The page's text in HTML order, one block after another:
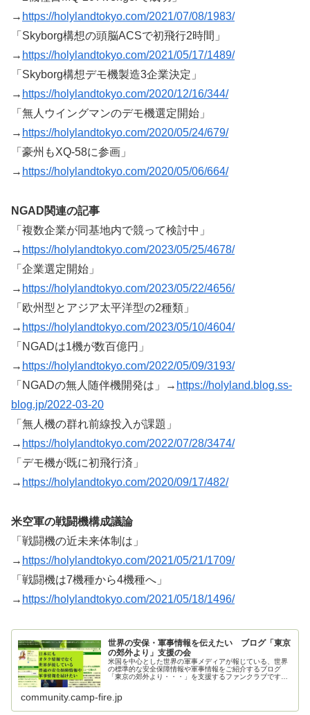
→ https://holylandtokyo.com/2021/07/08/1983/
「Skyborg構想の頭脳ACSで初飛行2時間」
→ https://holylandtokyo.com/2021/05/17/1489/
「Skyborg構想デモ機製造3企業決定」
→ https://holylandtokyo.com/2020/12/16/344/
「無人ウイングマンのデモ機選定開始」
→ https://holylandtokyo.com/2020/05/24/679/
「豪州もXQ-58に参画」
→ https://holylandtokyo.com/2020/05/06/664/
NGAD関連の記事
「複数企業が同基地内で競って検討中」
→ https://holylandtokyo.com/2023/05/25/4678/
「企業選定開始」
→ https://holylandtokyo.com/2023/05/22/4656/
「欧州型とアジア太平洋型の2種類」
→ https://holylandtokyo.com/2023/05/10/4604/
「NGADは1機が数百億円」
→ https://holylandtokyo.com/2022/05/09/3193/
「NGADの無人随伴機開発は」→ https://holyland.blog.ss-
blog.jp/2022-03-20
「無人機の群れ前線投入が課題」
→ https://holylandtokyo.com/2022/07/28/3474/
「デモ機が既に初飛行済」
→ https://holylandtokyo.com/2020/09/17/482/
米空軍の戦闘機構成議論
「戦闘機の近未来体制は」
→ https://holylandtokyo.com/2021/05/21/1709/
「戦闘機は7機種から4機種へ」
→ https://holylandtokyo.com/2021/05/18/1496/
世界の安保・軍事情報を伝えたい ブログ「東京
の郊外より」支援の会
米国を中心とした世界の軍事メディアが報じている、世界
の標準的な安全保障情報や軍事情報をご紹介するブログ
「東京の郊外より・・・」を支援するファンクラブです。
community.camp-fire.jp